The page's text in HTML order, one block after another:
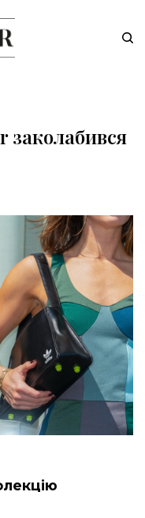
заколабився